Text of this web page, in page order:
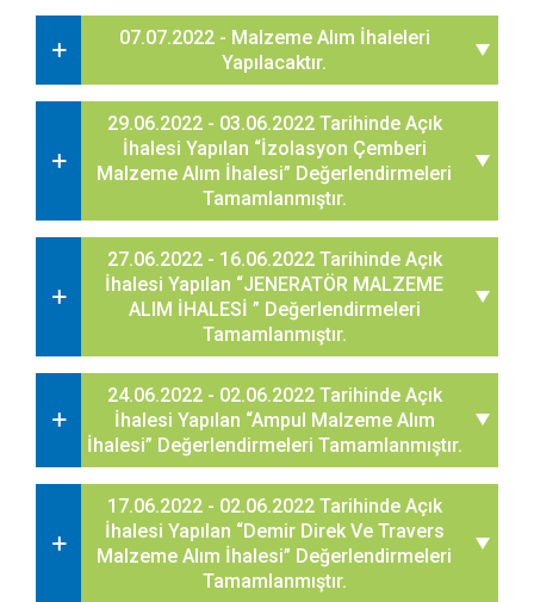
07.07.2022 - Malzeme Alım İhaleleri
Yapılacaktır.
29.06.2022 - 03.06.2022 Tarihinde Açık
İhalesi Yapılan “İzolasyon Çemberi
Malzeme Alım İhalesi” Değerlendirmeleri
Tamamlanmıştır.
27.06.2022 - 16.06.2022 Tarihinde Açık
İhalesi Yapılan “JENERATÖR MALZEME
ALIM İHALESİ ” Değerlendirmeleri
Tamamlanmıştır.
24.06.2022 - 02.06.2022 Tarihinde Açık
İhalesi Yapılan “Ampul Malzeme Alım
İhalesi” Değerlendirmeleri Tamamlanmıştır.
17.06.2022 - 02.06.2022 Tarihinde Açık
İhalesi Yapılan “Demir Direk Ve Travers
Malzeme Alım İhalesi” Değerlendirmeleri
Tamamlanmıştır.